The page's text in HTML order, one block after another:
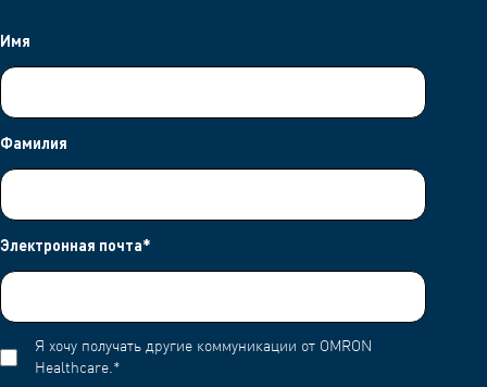
Имя
Фамилия
Электронная почта*
Я хочу получать другие коммуникации от OMRON
Healthcare.*